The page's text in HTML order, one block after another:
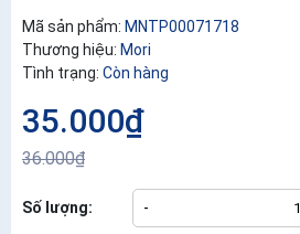
Mã sản phẩm: MNTP00071718
Thương hiệu: Mori
Tình trạng: Còn hàng
35.000₫
36.000₫
Số lượng: -